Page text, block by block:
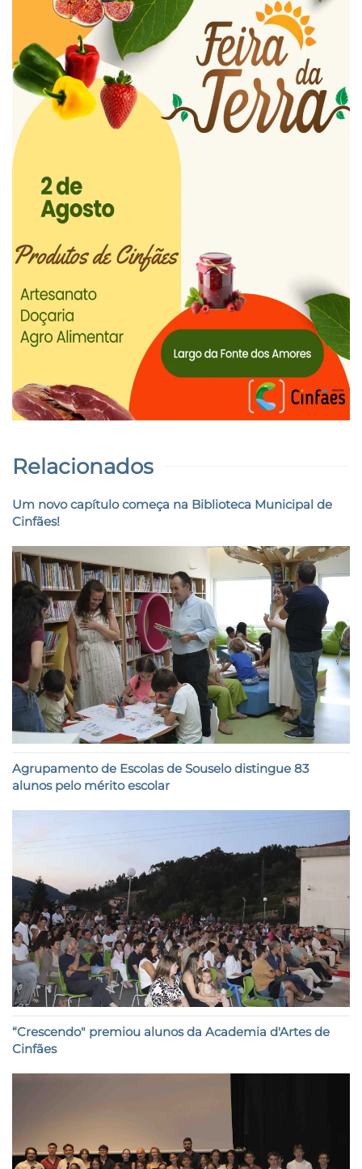
Relacionados
Um novo capítulo começa na Biblioteca Municipal de
Cinfães!
Agrupamento de Escolas de Souselo distingue 83
alunos pelo mérito escolar
“Crescendo" premiou alunos da Academia d'Artes de
Cinfães